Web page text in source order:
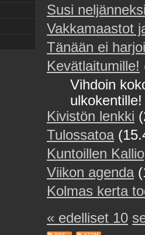
Susi
Vakkamaastot
Tänään ei
Kevätlaitumille!
Vihdoin
ulkokentille!
Kivistön lenkki
Tulossatoa
Kuntoillen
Viikon agenda
Kolmas kerta
« edelliset 10